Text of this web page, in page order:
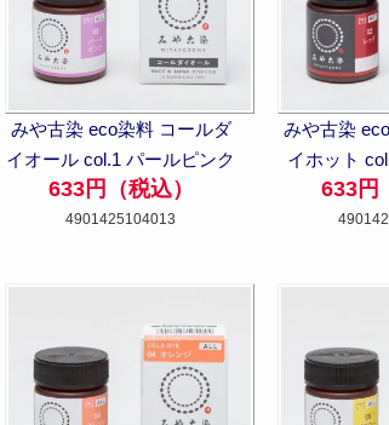
みや古染 eco染料 コールダ
イオール col.1 パールピンク
633円（税込）
4901425104013
みや古染
イホット
633円